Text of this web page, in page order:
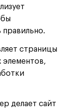
страницы
делает сайт